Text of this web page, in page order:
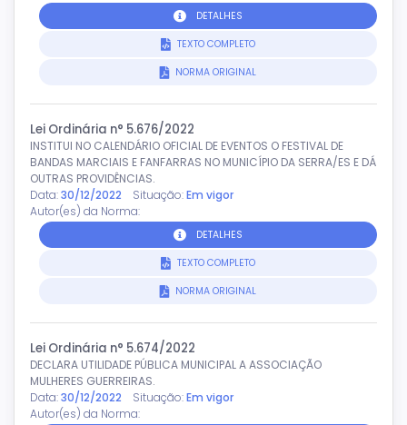
DETALHES
TEXTO COMPLETO
NORMA ORIGINAL
Lei Ordinária n° 5.676/2022
INSTITUI NO CALENDÁRIO OFICIAL DE EVENTOS O FESTIVAL DE
BANDAS MARCIAIS E FANFARRAS NO MUNICÍPIO DA SERRA/ES E DÁ
OUTRAS PROVIDÊNCIAS.
Data:30/12/2022 Situação: Em vigor
Autor(es) da Norma:
DETALHES
TEXTO COMPLETO
NORMA ORIGINAL
Lei Ordinária n° 5.674/2022
DECLARA UTILIDADE PÚBLICA MUNICIPAL A ASSOCIAÇÃO
MULHERES GUERREIRAS.
Data:30/12/2022 Situação: Em vigor
Autor(es) da Norma: